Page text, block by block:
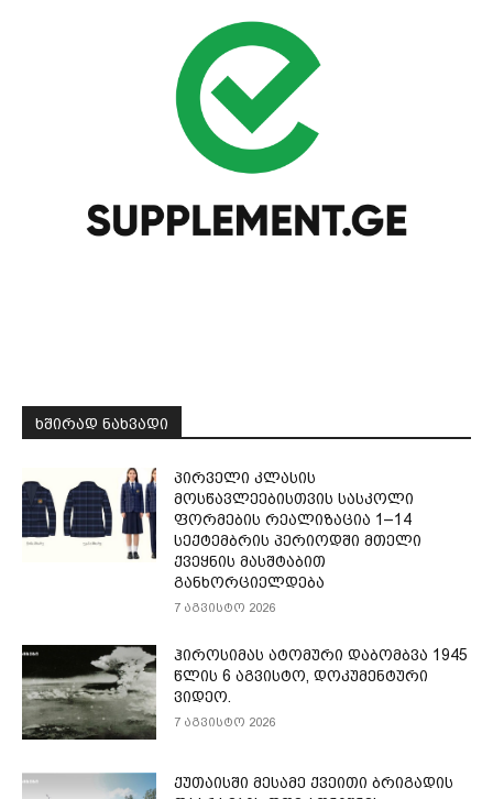
ᲮᲨᲘᲠᲐᲓ ᲜᲐᲮᲕᲐᲓᲘ
პირველი კლასის
მოსწავლეებისთვის სასკოლი
ფორმების რეალიზაცია 1–14
სექტემბრის პერიოდში მთელი
ქვეყნის მასშტაბით
განხორციელდება
7 აგვისტო 2026
ჰიროსიმას ატომური დაბომბვა 1945
წლის 6 აგვისტო, დოკუმენტური
ვიდეო.
7 აგვისტო 2026
ქუთაისში მესამე ქვეითი ბრიგადის